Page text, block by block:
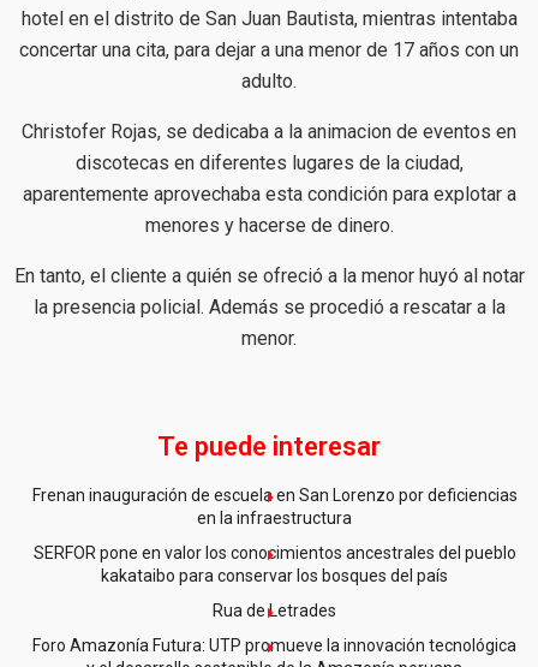
hotel en el distrito de San Juan Bautista, mientras intentaba
concertar una cita, para dejar a una menor de 17 años con un
adulto.
Christofer Rojas, se dedicaba a la animacion de eventos en
discotecas en diferentes lugares de la ciudad,
aparentemente aprovechaba esta condición para explotar a
menores y hacerse de dinero.
En tanto, el cliente a quién se ofreció a la menor huyó al notar
la presencia policial. Además se procedió a rescatar a la
menor.
Te puede interesar
Frenan inauguración de escuela en San Lorenzo por deficiencias
en la infraestructura
SERFOR pone en valor los conocimientos ancestrales del pueblo
kakataibo para conservar los bosques del país
Rua de Letrades
Foro Amazonía Futura: UTP promueve la innovación tecnológica